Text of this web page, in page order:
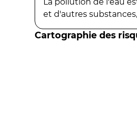
et d'autres
Cartographie des